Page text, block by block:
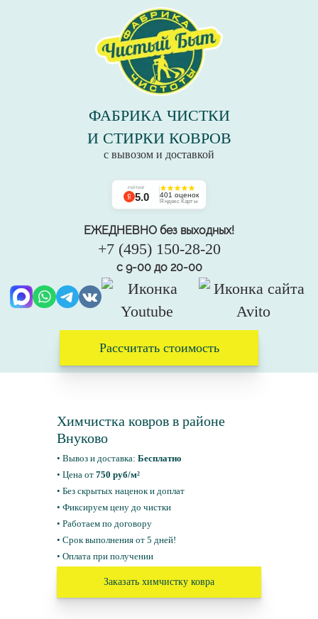
ФАБРИКА ЧИСТКИ
И СТИРКИ КОВРОВ
с вывозом и доставкой
РЕЙТИНГ
5.0 401 оценок
Яндекс Карты
ЕЖЕДНЕВНО без выходных!
+7 (495) 150-28-20
с 9-00 до 20-00
Рассчитать стоимость
Химчистка ковров в районе
Внуково
• Вывоз и доставка: Бесплатно
• Цена от 750 руб/м²
• Без скрытых наценок и доплат
• Фиксируем цену до чистки
• Работаем по договору
• Срок выполнения от 5 дней!
• Оплата при получении
Заказать химчистку ковра